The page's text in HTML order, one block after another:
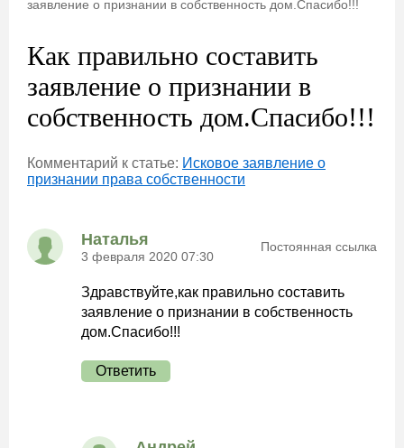
заявление о признании в собственность дом.Спасибо!!!
Как правильно составить
заявление о признании в
собственность дом.Спасибо!!!
Комментарий к статье: Исковое заявление о
признании права собственности
Наталья
3 февраля 2020 07:30
Постоянная ссылка
Здравствуйте,как правильно составить
заявление о признании в собственность
дом.Спасибо!!!
Ответить